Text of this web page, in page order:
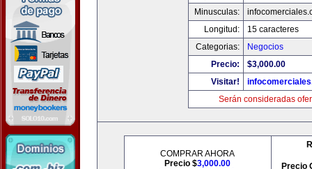
Minusculas:
Longitud:
15 caracteres
Categorias:
Negocios
Precio:
$3,000.00
Visitar!
Serán consideradas
COMPRAR AHORA
Precio $3,000.00
Precio